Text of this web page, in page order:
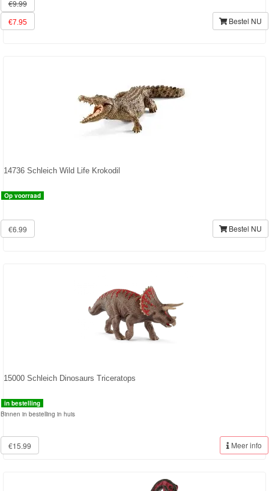
Superman
Back
School
Strandlaken
€9.99
€7.95 Bestel NU
14736 Schleich Wild Life Krokodil
Op voorraad
€6.99 Bestel NU
15000 Schleich Dinosaurs Triceratops
in bestelling
Binnen in bestelling in huis
€15.99 Meer info